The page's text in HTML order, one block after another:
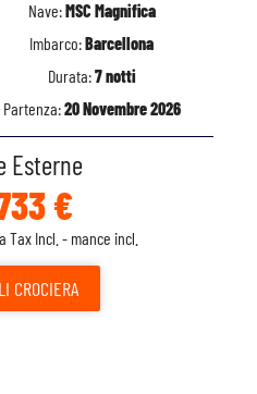
Nave:MSC Magnifica
Imbarco:Barcellona
Durata:7 notti
Partenza:20 Novembre 2026
Esterne
€
Tax Incl. - mance incl.
CROCIERA